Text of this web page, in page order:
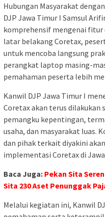
Hubungan Masyarakat
DJP Jawa Timur I Samsul
komprehensif mengenai fitur
latar belakang Coretax,
untuk mencoba langsung
perangkat laptop masing-
pemahaman peserta lebih
Kanwil DJP Jawa Timur I
Coretax akan terus dilakukan
pemangku kepentingan,
usaha, dan masyarakat luas.
dan pihak terkait diyakini
implementasi Coretax di
Baca Juga: Pekan Sita
Sita 230 Aset Penunggak
Melalui kegiatan ini, Kanwil